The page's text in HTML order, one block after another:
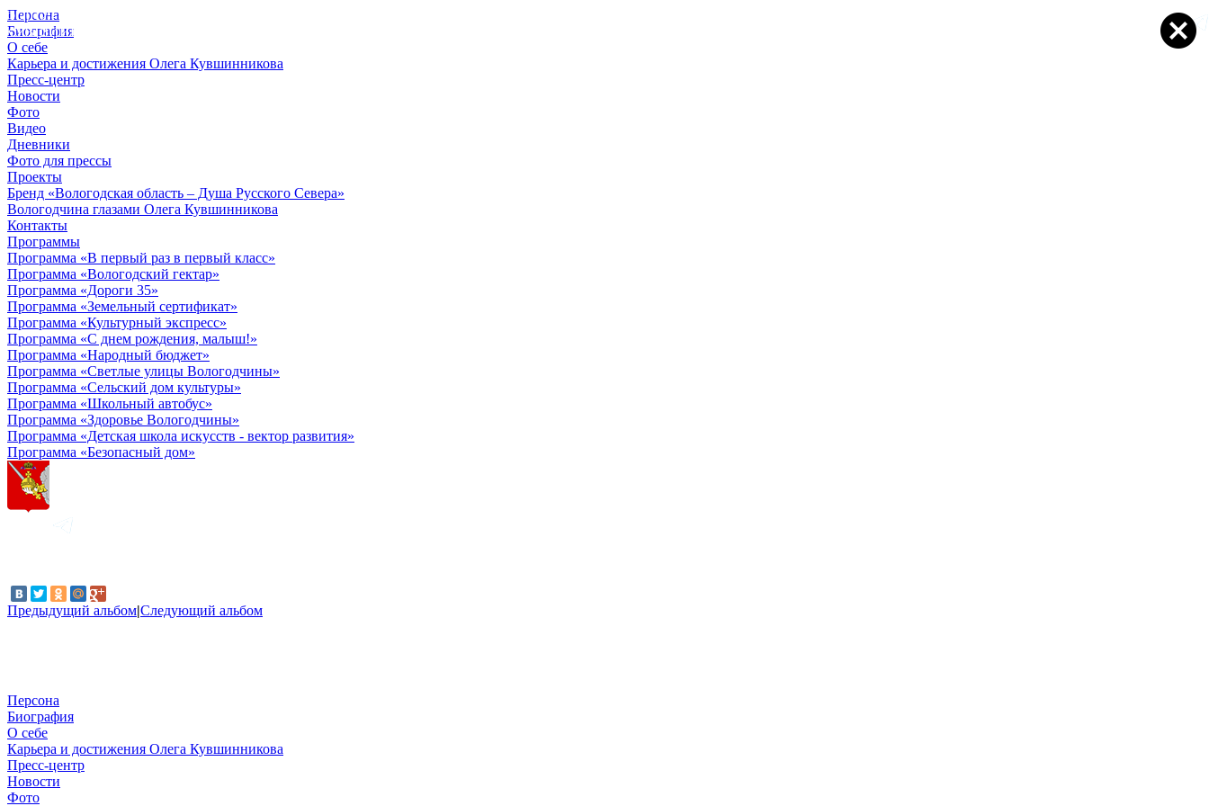
Персона
Биография
О себе
Карьера и достижения Олега Кувшинникова
Пресс-центр
Новости
Фото
Видео
Дневники
Фото для прессы
Проекты
Бренд «Вологодская область – Душа Русского Севера»
Вологодчина глазами Олега Кувшинникова
Контакты
Программы
Программа «В первый раз в первый класс»
Программа «Вологодский гектар»
Программа «Дороги 35»
Программа «Земельный сертификат»
Программа «Культурный экспресс»
Программа «С днем рождения, малыш!»
Программа «Народный бюджет»
Программа «Светлые улицы Вологодчины»
Программа «Сельский дом культуры»
Программа «Школьный автобус»
Программа «Здоровье Вологодчины»
Программа «Детская школа искусств - вектор развития»
Программа «Безопасный дом»
Предыдущий альбом|Следующий альбом
© 2012 - 2023,
КУВШИННИКОВ О.А.
Персона
Биография
О себе
Карьера и достижения Олега Кувшинникова
Пресс-центр
Новости
Фото